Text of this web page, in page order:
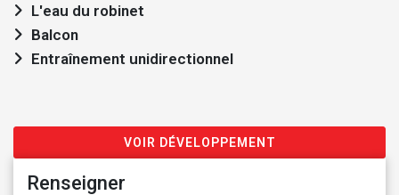
L'eau du robinet
Balcon
Entraînement unidirectionnel
VOIR DÉVELOPPEMENT
Renseigner